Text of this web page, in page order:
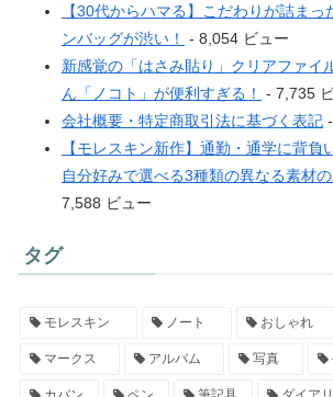
【30代からハマる】こだわりが詰まっ
ンバッグが渋い！
- 8,054 ビュー
新感覚の「はさみ貼り」クリアファイ
ん「ノコト」が便利すぎる！
- 7,735
会社概要・特定商取引法に基づく表記
【モレスキン新作】通勤・通学に背負
自分好みで選べる3種類の異なる素材の
7,588 ビュー
タグ
モレスキン ノート おしゃれ
マークス アルバム 写真